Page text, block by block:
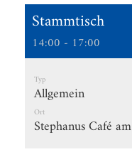
Stammtisch
14:00 - 17:00
Typ
Allgemein
Ort
Stephanus Café